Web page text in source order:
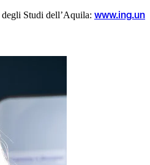
Studi dell’Aquila: www.ing.un